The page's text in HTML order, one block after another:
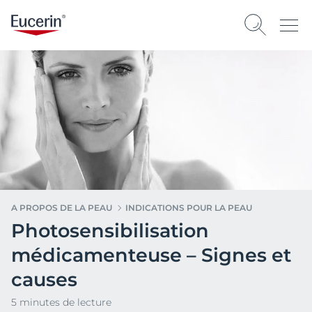
A PROPOS DE LA PEAU INDICATIONS POUR LA PEAU
Photosensibilisation
médicamenteuse – Signes et
causes
5 minutes de lecture